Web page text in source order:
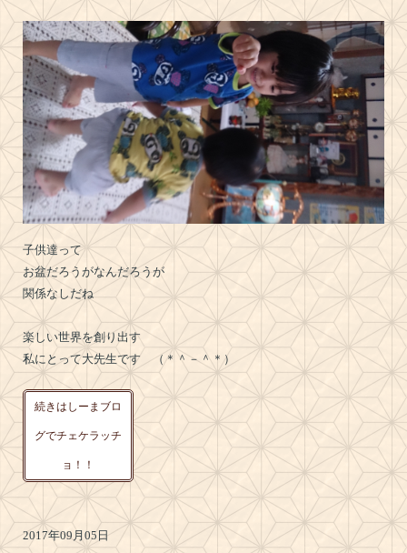
子供達って
お盆だろうがなんだろうが
関係なしだね
楽しい世界を創り出す
私にとって大先生です （＊＾－＾＊）
続きはしーまブロ
グでチェケラッチ
ョ！！
2017年09月05日